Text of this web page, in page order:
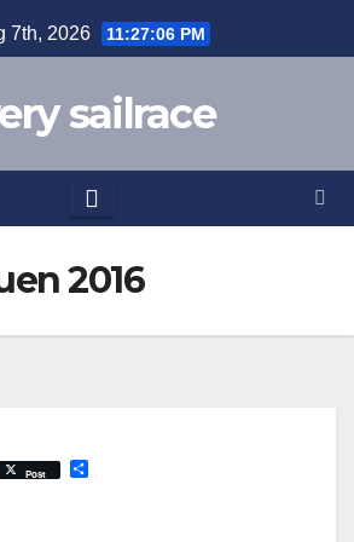
7th, 2026 11:27:06 PM
sailrace
2016
Post